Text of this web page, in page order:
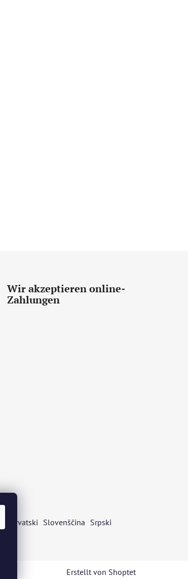
Wir akzeptieren online-
Zahlungen
Hrvatski Slovenščina Srpski
Erstellt von Shoptet